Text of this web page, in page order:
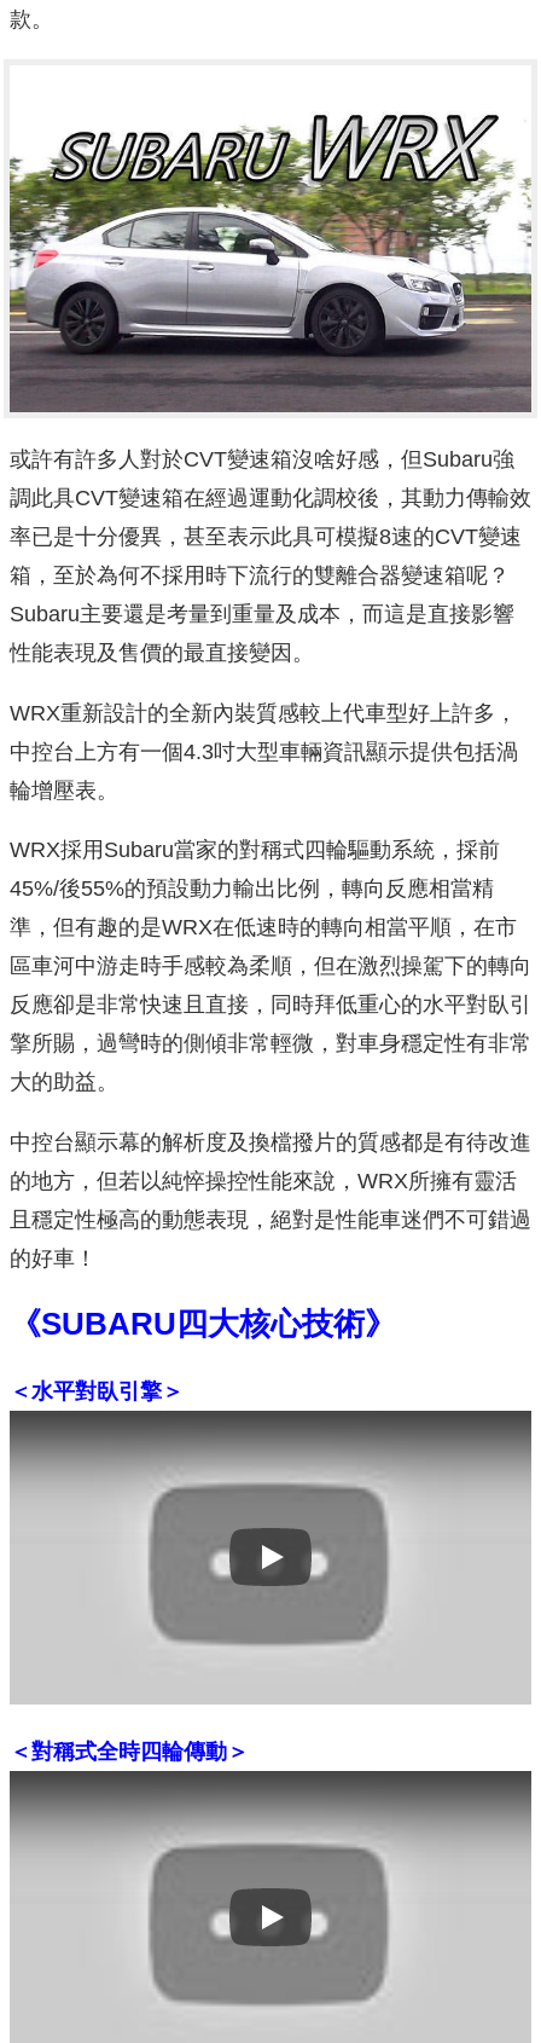
款。
或許有許多人對於CVT變速箱沒啥好感，但Subaru強
調此具CVT變速箱在經過運動化調校後，其動力傳輸效
率已是十分優異，甚至表示此具可模擬8速的CVT變速
箱，至於為何不採用時下流行的雙離合器變速箱呢？
Subaru主要還是考量到重量及成本，而這是直接影響
性能表現及售價的最直接變因。
WRX重新設計的全新內裝質感較上代車型好上許多，
中控台上方有一個4.3吋大型車輛資訊顯示提供包括渦
輪增壓表。
WRX採用Subaru當家的對稱式四輪驅動系統，採前
45%/後55%的預設動力輸出比例，轉向反應相當精
準，但有趣的是WRX在低速時的轉向相當平順，在市
區車河中游走時手感較為柔順，但在激烈操駕下的轉向
反應卻是非常快速且直接，同時拜低重心的水平對臥引
擎所賜，過彎時的側傾非常輕微，對車身穩定性有非常
大的助益。
中控台顯示幕的解析度及換檔撥片的質感都是有待改進
的地方，但若以純悴操控性能來說，WRX所擁有靈活
且穩定性極高的動態表現，絕對是性能車迷們不可錯過
的好車！
《SUBARU四大核心技術》
＜水平對臥引擎＞
Play
＜對稱式全時四輪傳動＞
Play